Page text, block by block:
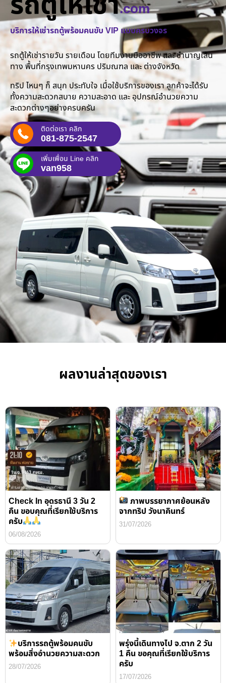
.com
บริการให้เช่ารถตู้พร้อมคนขับ VIP แบบครบวงจร
รถตู้ให้เช่ารายวัน รายเดือน โดยทีมงานมืออาชีพ และ ชำนาญเส้น
ทาง พื้นที่กรุงเทพมหานคร ปริมณฑล และ ต่างจังหวัด
ทริป ไหนๆ ก็ สนุก ประทับใจ เมื่อใช้บริการของเรา ลูกค้าจะได้รับ
ทั้งความสะดวกสบาย ความสะอาด และ อุปกรณ์อำนวยความ
สะดวกต่างๆอย่างครบครัน
ติดต่อเรา คลิก
081-875-2547
เพิ่มเพื่อน Line คลิก
van958
ผลงานล่าสุดของเรา
Check In อุดรธานี 3 วัน 2
คืน ขอบคุณที่เรียกใช้บริการ
ครับ
06/08/2026
ภาพบรรยากาศย้อนหลัง
จากทริป วังนาคินทร์
31/07/2026
บริการรถตู้พร้อมคนขับ
พร้อมสิ่งอำนวยความสะดวก
28/07/2026
พรุ่งนี้เดินทางไป จ.ตาก 2 วัน
1 คืน ขอคุณที่เรียกใช้บริการ
ครับ
17/07/2026